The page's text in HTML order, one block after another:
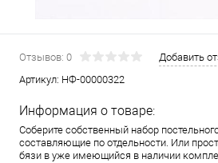
Отзывов: 0
Добавить
Артикул: НФ-00000322
Информация о товаре:
Соберите собственный набор
составляющие по отдельности. Или
бязи в уже имеющийся в наличии